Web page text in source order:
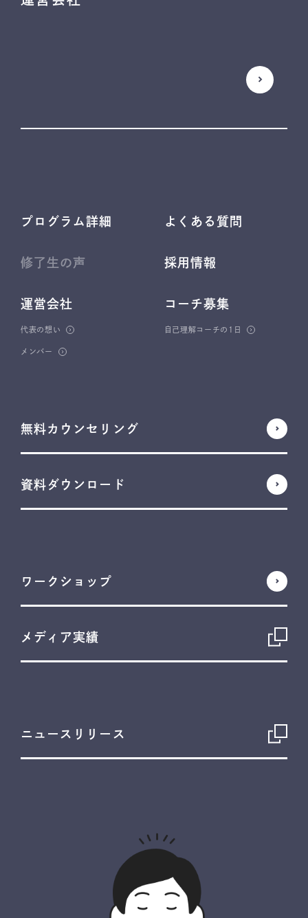
プログラム詳細
修了生の声
運営会社
代表の想い
メンバー
よくある質問
採用情報
コーチ募集
自己理解コーチの1日
無料カウンセリング
資料ダウンロード
ワークショップ
メディア実績
ニュースリリース